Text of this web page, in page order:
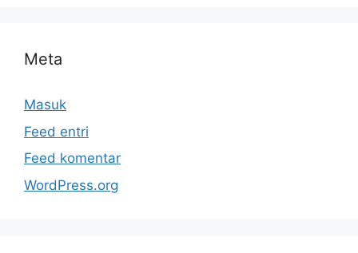
Meta
Masuk
Feed entri
Feed komentar
WordPress.org